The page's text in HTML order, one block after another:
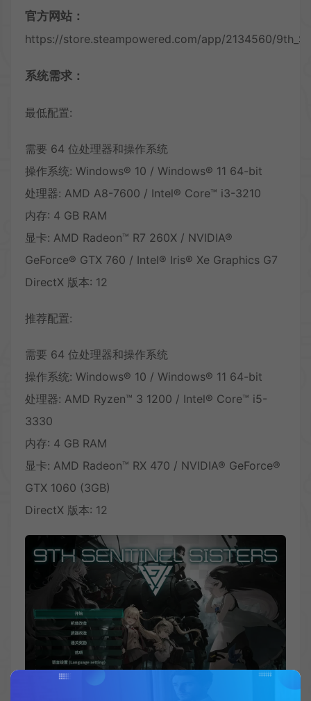
官方网站：
https://store.steampowered.com/app/2134560/
系统需求：
最低配置:
需要 64 位处理器和操作系统
操作系统: Windows® 10 / Windows® 11 64-bit
处理器: AMD A8-7600 / Intel® Core™ i3-3210
内存: 4 GB RAM
显卡: AMD Radeon™ R7 260X / NVIDIA®
GeForce® GTX 760 / Intel® Iris® Xe Graphics G7
DirectX 版本: 12
推荐配置:
需要 64 位处理器和操作系统
操作系统: Windows® 10 / Windows® 11 64-bit
处理器: AMD Ryzen™ 3 1200 / Intel® Core™ i5-
3330
内存: 4 GB RAM
显卡: AMD Radeon™ RX 470 / NVIDIA® GeForce®
GTX 1060 (3GB)
DirectX 版本: 12